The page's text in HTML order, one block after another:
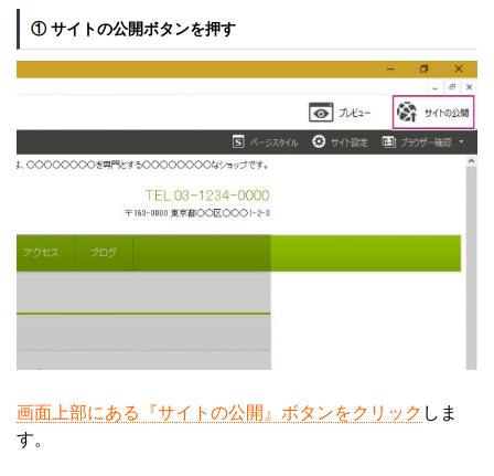
① サイトの公開ボタンを押す
画面上部にある『サイトの公開』ボタンをクリック しま
す。